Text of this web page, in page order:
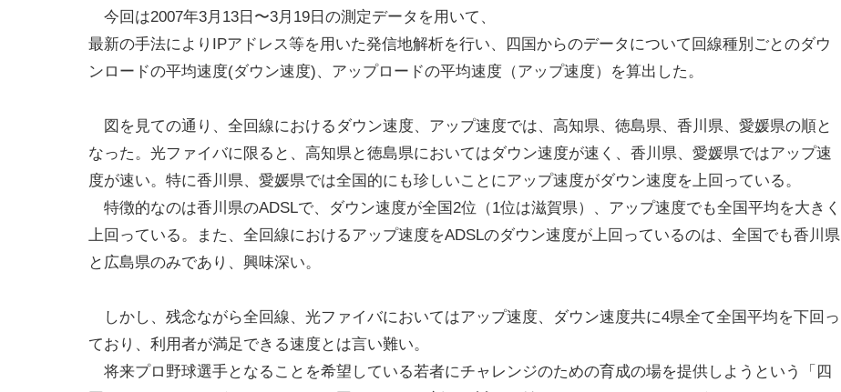
今回は2007年3月13日〜3月19日の測定データを用いて、
最新の手法によりIPアドレス等を用いた発信地解析を行い、四国からのデータについて回線種別ごとのダウ
ンロードの平均速度(ダウン速度)、アップロードの平均速度（アップ速度）を算出した。
図を見ての通り、全回線におけるダウン速度、アップ速度では、高知県、徳島県、香川県、愛媛県の順と
なった。光ファイバに限ると、高知県と徳島県においてはダウン速度が速く、香川県、愛媛県ではアップ速
度が速い。特に香川県、愛媛県では全国的にも珍しいことにアップ速度がダウン速度を上回っている。
特徴的なのは香川県のADSLで、ダウン速度が全国2位（1位は滋賀県）、アップ速度でも全国平均を大きく
上回っている。また、全回線におけるアップ速度をADSLのダウン速度が上回っているのは、全国でも香川県
と広島県のみであり、興味深い。
しかし、残念ながら全回線、光ファイバにおいてはアップ速度、ダウン速度共に4県全て全国平均を下回っ
ており、利用者が満足できる速度とは言い難い。
将来プロ野球選手となることを希望している若者にチャレンジのための育成の場を提供しようという「四